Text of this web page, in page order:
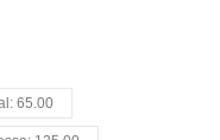
65.00